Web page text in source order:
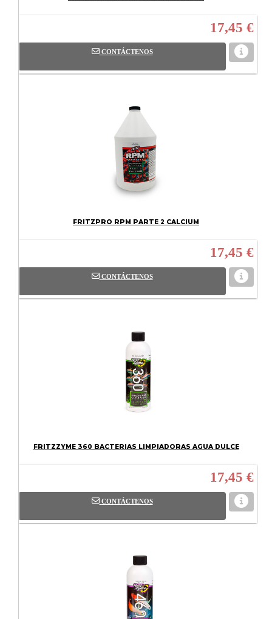
17,45 €
CONTÁCTENOS
FRITZPRO RPM PARTE 2 CALCIUM
17,45 €
CONTÁCTENOS
FRITZZYME 360 BACTERIAS LIMPIADORAS AGUA DULCE
17,45 €
CONTÁCTENOS